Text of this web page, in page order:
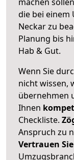
die bei einem
Neckar zu
Planung bis
Hab & Gut.
Wenn Sie
nicht wissen,
übernehmen
Ihnen
Checkliste.
Anspruch zu
Vertrauen